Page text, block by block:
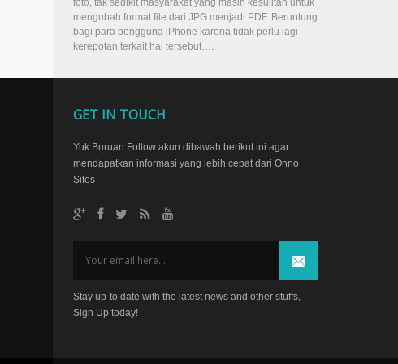
mengubah format file dari JPG menjadi PDF. Beruntung
bagi para pengguna iPhone karena tidak perlu lagi
kerepotan terkait hal tersebut….
GET IN TOUCH
Yuk Buruan Follow akun dibawah berikut ini agar
mendapatkan informasi yang lebih cepat dari Onno
Sites
Stay up-to date with the latest news and other stuffs,
Sign Up today!